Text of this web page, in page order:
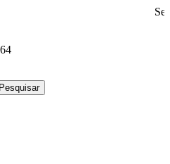
Seja bem
Pesquisar